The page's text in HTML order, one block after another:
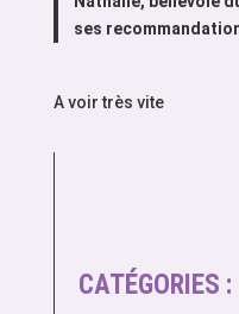
ses
A voir très vite
CATÉGORIES :